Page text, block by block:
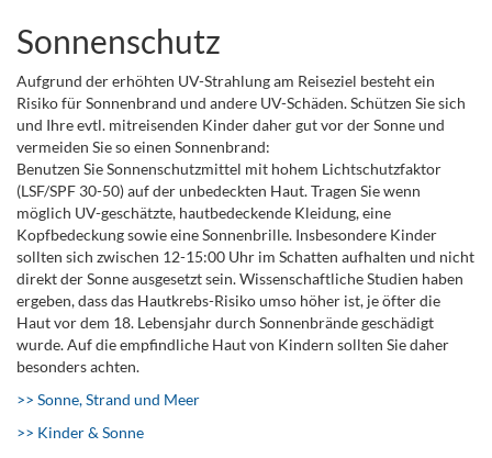
Sonnenschutz
Aufgrund der erhöhten UV-Strahlung am Reiseziel besteht ein
Risiko für Sonnenbrand und andere UV-Schäden. Schützen Sie sich
und Ihre evtl. mitreisenden Kinder daher gut vor der Sonne und
vermeiden Sie so einen Sonnenbrand:
Benutzen Sie Sonnenschutzmittel mit hohem Lichtschutzfaktor
(LSF/SPF 30-50) auf der unbedeckten Haut. Tragen Sie wenn
möglich UV-geschätzte, hautbedeckende Kleidung, eine
Kopfbedeckung sowie eine Sonnenbrille. Insbesondere Kinder
sollten sich zwischen 12-15:00 Uhr im Schatten aufhalten und nicht
direkt der Sonne ausgesetzt sein. Wissenschaftliche Studien haben
ergeben, dass das Hautkrebs-Risiko umso höher ist, je öfter die
Haut vor dem 18. Lebensjahr durch Sonnenbrände geschädigt
wurde. Auf die empfindliche Haut von Kindern sollten Sie daher
besonders achten.
>> Sonne, Strand und Meer
>> Kinder & Sonne